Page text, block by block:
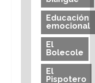
Educación
emocional
El
Bolecole
El
Pispotero